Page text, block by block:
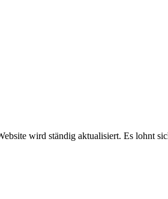
wird ständig aktualisiert. Es lohnt